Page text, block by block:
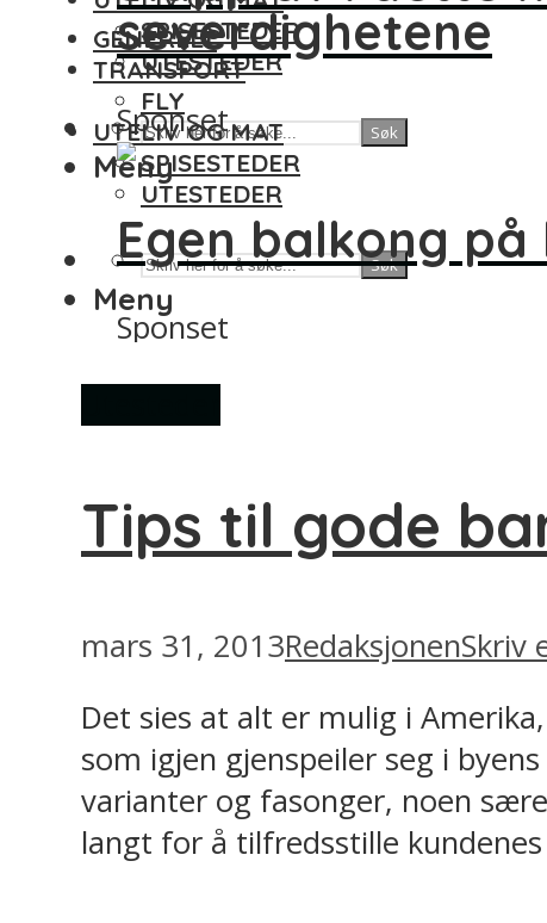
SPISESTEDER
UTESTEDER
Søk
Meny
GENERELT
TRANSPORT
FLY
UTELIV OG MAT
SPISESTEDER
UTESTEDER
Søk
Meny
severdighetene
Sponset
Egen balkong
Sponset
Tips til gode
mars 31, 2013RedaksjonenSkriv
Det sies at alt er mulig i
som igjen gjenspeiler seg i
varianter og fasonger, noen
langt for å tilfredsstille